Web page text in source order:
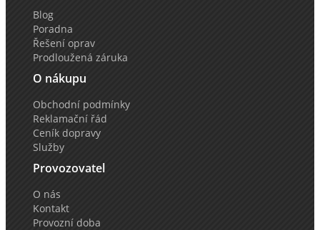
Blog
Poradna
Řešení oprav
Prodloužená záruka
O nákupu
Obchodní podmínky
Reklamační řád
Ceník dopravy
Služby
Provozovatel
O nás
Kontakt
Provozní doba